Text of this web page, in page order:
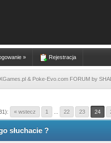
» Rejestracja
& Poke-Evo.com FORUM by
« wstecz 1 22 23 24
słuchacie ?